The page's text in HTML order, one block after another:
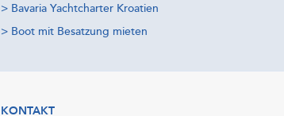
> Bavaria Yachtcharter Kroatien
> Boot mit Besatzung mieten
KONTAKT